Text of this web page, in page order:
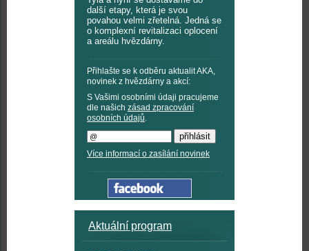
další etapy, která je svou
povahou velmi zřetelná. Jedná se
o komplexní revitalizaci oplocení
a areálu hvězdárny.
Přihlašte se k odběru aktualit AKA,
novinek z hvězdárny a akcí:
S Vašimi osobními údaji pracujeme
dle našich zásad zpracování
osobních údajů.
Více informací o zasílání novinek
Aktuální program